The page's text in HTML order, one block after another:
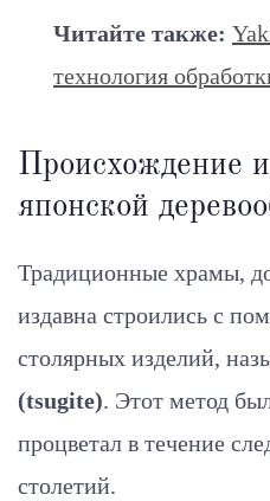
Читайте также:
технология
Происхождение
японской
Традиционные храмы,
издавна строились с
столярных изделий,
(tsugite). Этот метод
процветал в течение
столетий.